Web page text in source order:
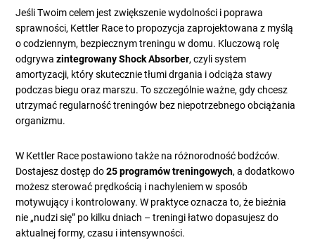
Jeśli Twoim celem jest zwiększenie wydolności i poprawa
sprawności, Kettler Race to propozycja zaprojektowana z myślą
o codziennym, bezpiecznym treningu w domu. Kluczową rolę
odgrywazintegrowany Shock Absorber, czyli system
amortyzacji, który skutecznie tłumi drgania i odciąża stawy
podczas biegu oraz marszu. To szczególnie ważne, gdy chcesz
utrzymać regularność treningów bez niepotrzebnego obciążania
organizmu.
W Kettler Race postawiono także na różnorodność bodźców.
Dostajesz dostęp do25 programów treningowych, a dodatkowo
możesz sterować prędkością i nachyleniem w sposób
motywujący i kontrolowany. W praktyce oznacza to, że bieżnia
nie „nudzi się” po kilku dniach – treningi łatwo dopasujesz do
aktualnej formy, czasu i intensywności.